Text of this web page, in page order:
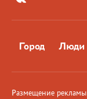
Город Люди
Размещение рекламы